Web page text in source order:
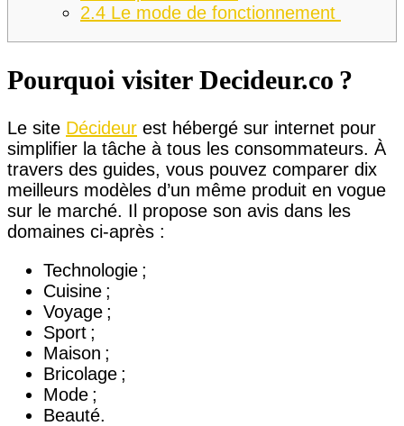
2.4 Le mode de fonctionnement
Pourquoi visiter Decideur.co ?
Le site Décideur est hébergé sur internet pour
simplifier la tâche à tous les consommateurs. À
travers des guides, vous pouvez comparer dix
meilleurs modèles d’un même produit en vogue
sur le marché. Il propose son avis dans les
domaines ci-après :
Technologie ;
Cuisine ;
Voyage ;
Sport ;
Maison ;
Bricolage ;
Mode ;
Beauté.